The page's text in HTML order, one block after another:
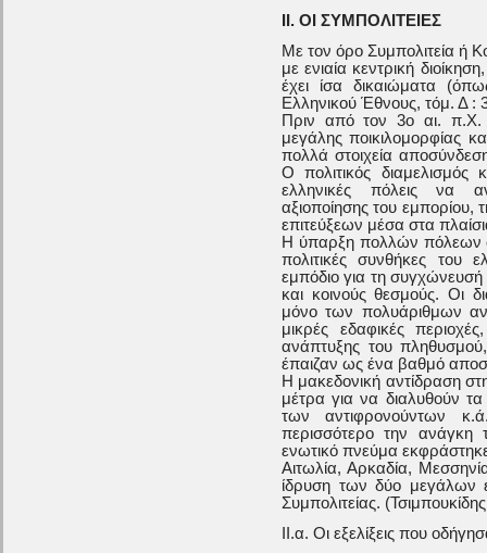
ΙΙ. ΟΙ ΣΥΜΠΟΛΙΤΕΙΕΣ
Με τον όρο Συμπολιτεία ή
με ενιαία κεντρική
έχει ίσα δικαιώματα
Ελληνικού Έθνους, τόμ. Δ :
Πριν από τον 3ο αι. π.Χ.
μεγάλης ποικιλομορφίας
πολλά στοιχεία
Ο πολιτικός
ελληνικές πόλεις να
αξιοποίησης του εμπορίου,
επιτεύξεων μέσα στα
Η ύπαρξη πολλών πόλεων
πολιτικές συνθήκες του
εμπόδιο για τη συγχώνευσή
και κοινούς θεσμούς. Οι
μόνο των πολυάριθμων
μικρές εδαφικές
ανάπτυξης του
έπαιζαν ως ένα βαθμό
Η μακεδονική αντίδραση
μέτρα για να διαλυθούν
των αντιφρονούντων
περισσότερο την ανάγκη
ενωτικό πνεύμα
Αιτωλία, Αρκαδία,
ίδρυση των δύο μεγάλων
Συμπολιτείας.
ΙΙ.α. Οι εξελίξεις που